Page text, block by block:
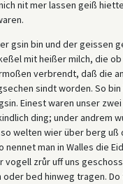
nit mer lassen geiß
gsin bin und der geissen
mit heißer milch, die
verbrendt, daß die
sindt worden. So bin
Einest waren unser
ding; under andrem
welten wier über berg uß
nennet man in Walles die
vogell zrůr uff uns
bed hinweg tragen.